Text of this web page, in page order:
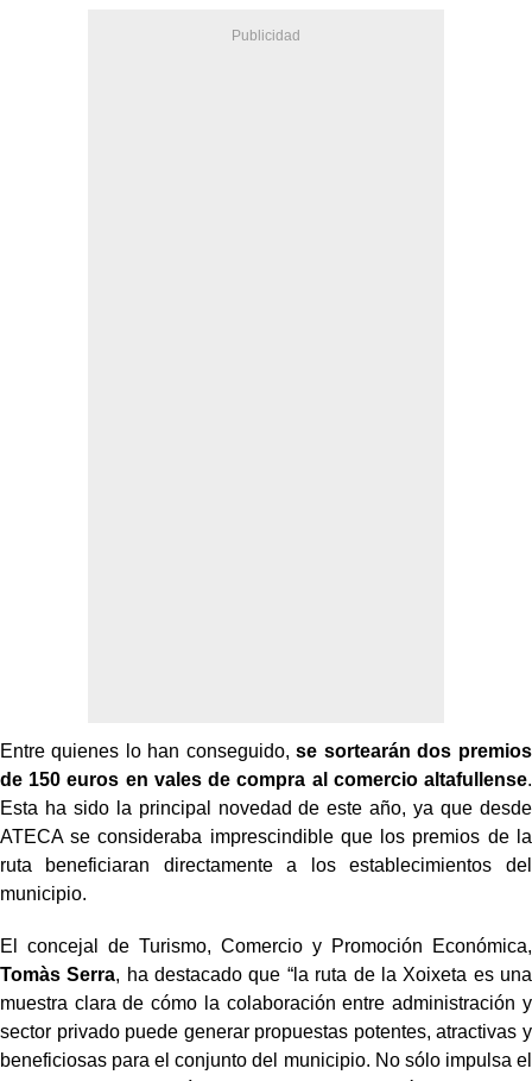
Entre quienes lo han conseguido,se sortearán dos premios
de 150 euros en vales de compra al comercio altafullense.
Esta ha sido la principal novedad de este año, ya que desde
ATECA se consideraba imprescindible que los premios de la
ruta beneficiaran directamente a los establecimientos del
municipio.
El concejal de Turismo, Comercio y Promoción Económica,
Tomàs Serra, ha destacado que “la ruta de la Xoixeta es una
muestra clara de cómo la colaboración entre administración y
sector privado puede generar propuestas potentes, atractivas y
beneficiosas para el conjunto del municipio. No sólo impulsa el